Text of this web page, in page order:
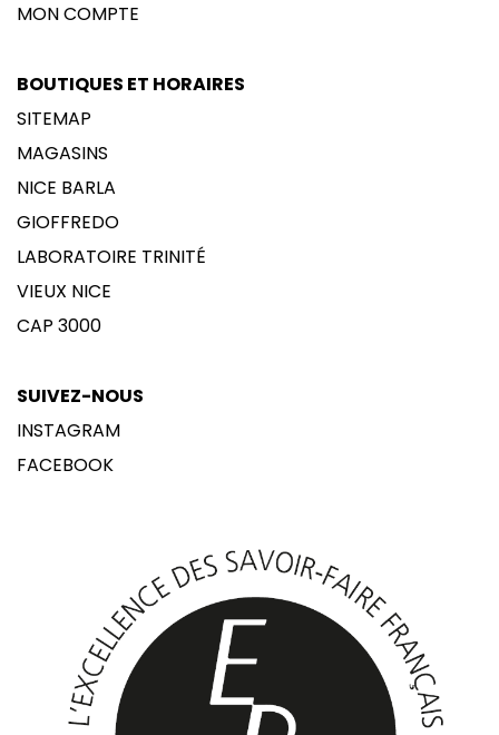
MON COMPTE
BOUTIQUES ET HORAIRES
SITEMAP
MAGASINS
NICE BARLA
GIOFFREDO
LABORATOIRE TRINITÉ
VIEUX NICE
CAP 3000
SUIVEZ-NOUS
INSTAGRAM
FACEBOOK